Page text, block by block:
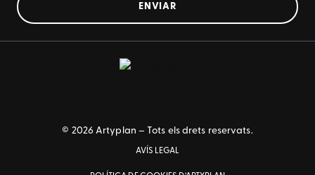
ENVIAR
© 2026 Artyplan – Tots els drets reservats.
AVÍS LEGAL